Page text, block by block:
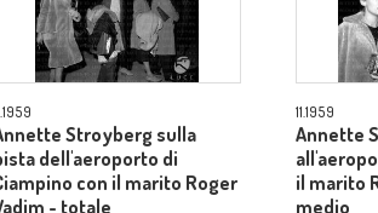
Stroyberg sulla
dell'aeroporto di
con il marito Roger
- totale
11.1959
Annette
il marito
medio